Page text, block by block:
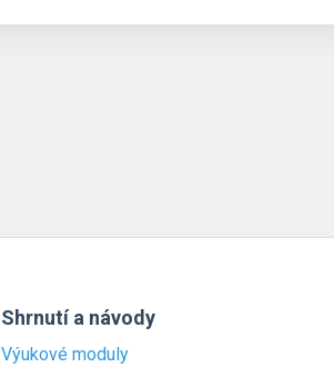
Shrnutí a návody
Výukové moduly